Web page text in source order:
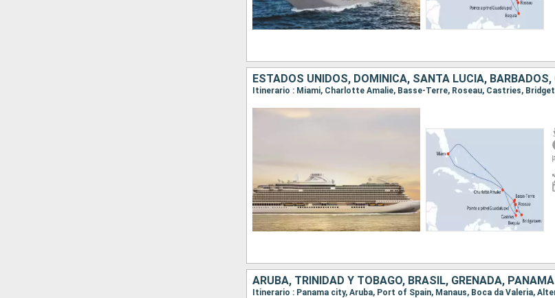
ARUBA, TRINIDAD Y TOBAGO, BRASIL, GRENADA, PANAMÁ